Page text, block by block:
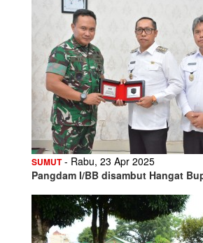
SUMUT- Rabu, 23 Apr 2025
Pangdam I/BB disambut Hangat